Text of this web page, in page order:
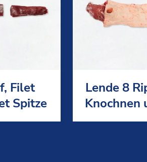
Filet
Spitze
Lende 8
Knochnen